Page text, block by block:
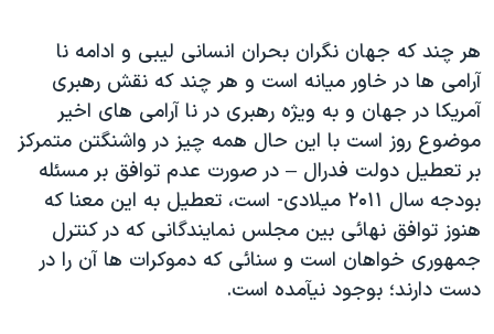
آرشیو پخش زنده
مجموعه مستندهای دادخواهی
تریبونال مردمی آبان ۹۸
دادگاه حمید نوری
چهل سال گروگان‌گیری
قانون شفافیت دارائی کادر رهبری ایران
اعتراضات مردمی آبان ۹۸
اسرائیل در جنگ
هر چند که جهان نگران بحران انسانی لیبی و ادامه نا
آرامی ها در خاور میانه است و هر چند که نقش رهبری
آمریکا در جهان و به ویژه رهبری در نا آرامی های اخیر
موضوع روز است با این حال همه چیز در واشنگتن متمرکز
بر تعطیل دولت فدرال – در صورت عدم توافق بر مسئله
بودجه سال ۲۰۱۱ میلادی- است، تعطیل به این معنا که
هنوز توافق نهائی بین مجلس نمایندگانی که در کنترل
جمهوری خواهان است و سنائی که دموکرات ها آن را در
دست دارند؛ بوجود نیآمده است.